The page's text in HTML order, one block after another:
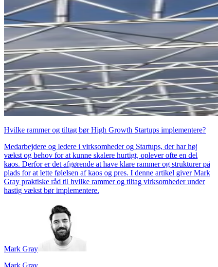
Hvilke rammer og tiltag bør High Growth Startups implementere?
Medarbejdere og ledere i virksomheder og Startups, der har høj
vækst og behov for at kunne skalere hurtigt, oplever ofte en del
kaos. Derfor er det afgørende at have klare rammer og strukturer på
plads for at lette følelsen af kaos og pres. I denne artikel giver Mark
Gray praktiske råd til hvilke rammer og tiltag virksomheder under
hastig vækst bør implementere.
Mark Gray
Mark Gray